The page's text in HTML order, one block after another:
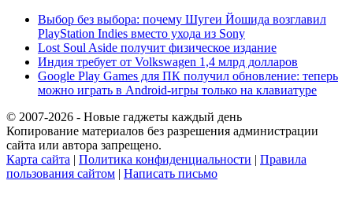
Выбор без выбора: почему Шугеи Йошида возглавил
PlayStation Indies вместо ухода из Sony
Lost Soul Aside получит физическое издание
Индия требует от Volkswagen 1,4 млрд долларов
Google Play Games для ПК получил обновление: теперь
можно играть в Android-игры только на клавиатуре
© 2007-2026 - Новые гаджеты каждый день
Копирование материалов без разрешения администрации
сайта или автора запрещено.
Карта сайта | Политика конфиденциальности | Правила
пользования сайтом | Написать письмо